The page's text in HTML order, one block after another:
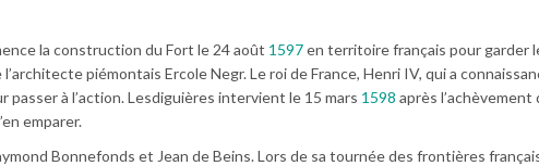
la construction du Fort le 24 août 1597en territoire français pour garder
piémontais Ercole Negr. Le roi de France, Henri IV, qui a
à l’action. Lesdiguières intervient le 15 mars 1598 après
emparer.
Bonnefonds et Jean de Beins. Lors de sa tournée des frontières